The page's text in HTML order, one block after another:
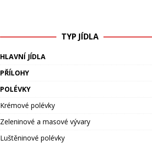
TYP JÍDLA
HLAVNÍ JÍDLA
PŘÍLOHY
POLÉVKY
Krémové polévky
Zeleninové a masové vývary
Luštěninové polévky